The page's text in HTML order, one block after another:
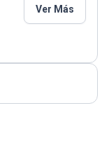
Ver Más